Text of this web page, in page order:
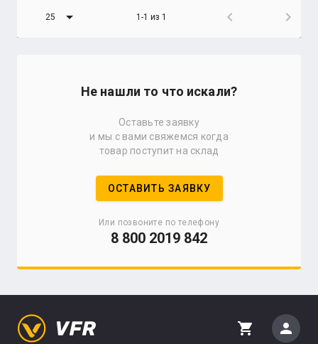
25 arrow_drop_down 1-1 из 1 chevron_left chevron_right
Не нашли то что искали?
Оставьте заявку
и мы с вами свяжемся когда
товар поступит на склад
ОСТАВИТЬ ЗАЯВКУ
Или позвоните по телефону
8 800 2019 842
shopping_cart person